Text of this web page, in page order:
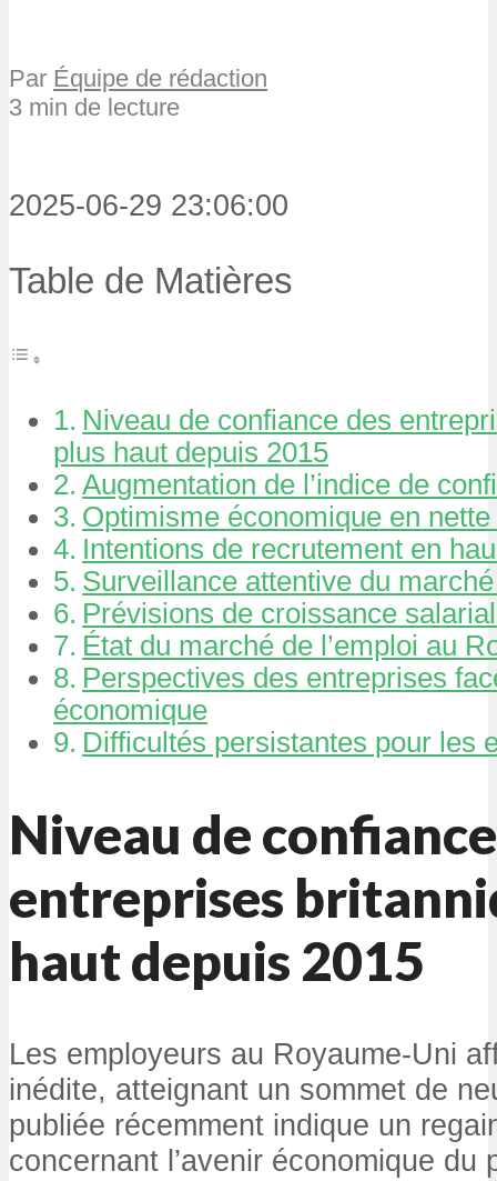
Par Équipe de rédaction
3 min de lecture
2025-06-29 23:06:00
Table de Matières
Niveau de confiance des
plus haut depuis 2015
Augmentation de l’indice de
Optimisme économique en
Intentions de recrutement en
Surveillance attentive du marché
Prévisions de croissance
État du marché de l’emploi au
Perspectives des entreprises
économique
Difficultés persistantes pour les
Niveau de
entreprises
haut depuis 2015
Les employeurs au Royaume-Uni
inédite, atteignant un sommet de
publiée récemment indique un
concernant l’avenir économique du